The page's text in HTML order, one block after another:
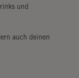
und
auch deinen